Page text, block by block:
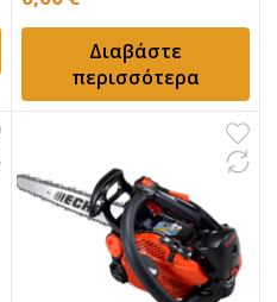
Διαβάστε
περισσότερα